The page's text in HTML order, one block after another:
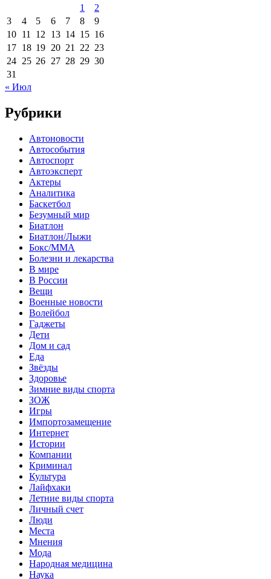
1
2
3
4 5 6 7 8
9
10 11 12 13 14 15 16
17 18 19 20 21 22 23
24 25 26 27 28 29 30
31
« Июл
Рубрики
Автоновости
Автособытия
Автоспорт
Автоэксперт
Актеры
Аналитика
Баскетбол
Безумный мир
Биатлон
Биатлон/Лыжи
Бокс/MMA
Болезни и лекарства
В мире
В России
Вещи
Военные новости
Волейбол
Гаджеты
Дети
Дом и сад
Еда
Звёзды
Здоровье
Зимние виды спорта
ЗОЖ
Игры
Импортозамещение
Интернет
Истории
Компании
Криминал
Культура
Лайфхаки
Летние виды спорта
Личный счет
Люди
Места
Мнения
Мода
Народная медицина
Наука